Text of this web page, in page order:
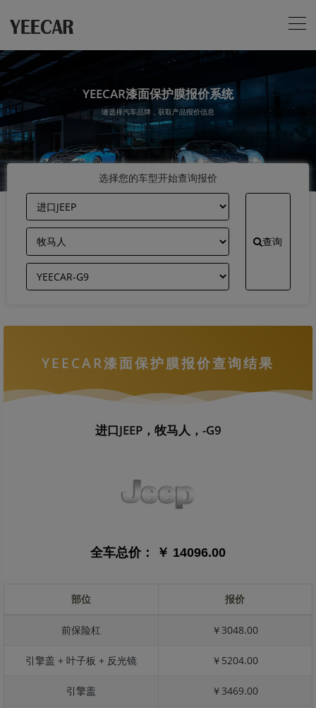
YEECAR漆面保护膜报价系统
请选择汽车品牌，获取产品报价信息
选择您的车型开始查询报价
查询
YEECAR漆面保护膜报价查询结果
进口JEEP，牧马人，-G9
全车总价： ￥ 14096.00
部位 报价
前保险杠 ￥3048.00
引擎盖 + 叶子板 + 反光镜 ￥5204.00
引擎盖 ￥3469.00